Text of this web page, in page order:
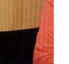
geet
2 min